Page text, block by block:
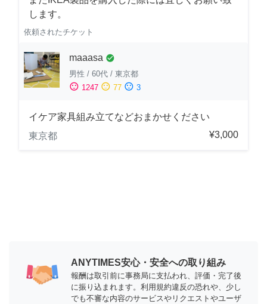
します。
依頼されたチケット
maaasa check_circle
男性 / 60代 / 東京都
sentiment_satisfied 1247 sentiment_neutral 77 sentiment_dissatisfied 3
イケア家具組み立てなどおまかせください
東京都
¥3,000
ANYTIMES安心・安全への取り組み
報酬は取引前に事務局に支払われ、評価・完了後
に振り込まれます。利用規約違反の恐れや、少し
でも不審な内容のサービスやリクエストやユーザ